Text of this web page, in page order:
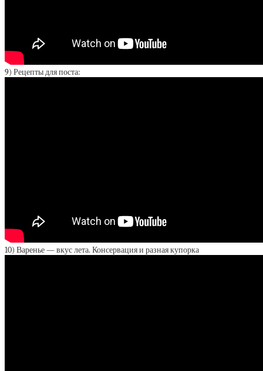
9) Рецепты для поста:
10) Варенье — вкус лета. Консервация и разная купорка